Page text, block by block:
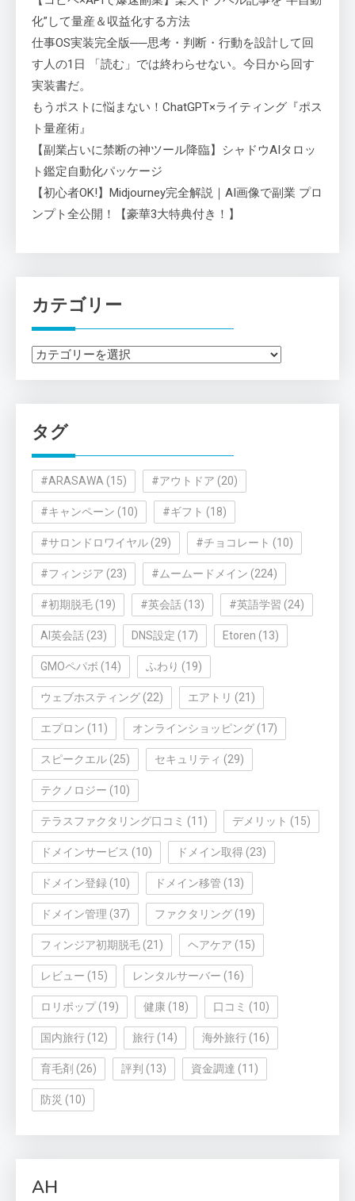
化”して量産＆収益化する方法
仕事OS実装完全版──思考・判断・行動を設計して回
す人の1日 「読む」では終わらせない。今日から回す
実装書だ。
もうポストに悩まない！ChatGPT×ライティング『ポス
ト量産術』
【副業占いに禁断の神ツール降臨】シャドウAIタロッ
ト鑑定自動化パッケージ
【初心者OK!】Midjourney完全解説｜AI画像で副業 プロ
ンプト全公開！【豪華3大特典付き！】
カテゴリー
カ
ー
タグ
#ARASAWA (15) #アウトドア (20)
#キャンペーン (10) #ギフト (18)
#サロンドロワイヤル (29) #チョコレート (10)
#フィンジア (23) #ムームードメイン (224)
#初期脱毛 (19) #英会話 (13) #英語学習 (24)
AI英会話 (23) DNS設定 (17) Etoren (13)
GMOペパボ (14) ふわり (19)
ウェブホスティング (22) エアトリ (21)
エプロン (11) オンラインショッピング (17)
スピークエル (25) セキュリティ (29)
テクノロジー (10)
テラスファクタリング口コミ (11) デメリット (15)
ドメインサービス (10) ドメイン取得 (23)
ドメイン登録 (10) ドメイン移管 (13)
ドメイン管理 (37) ファクタリング (19)
フィンジア初期脱毛 (21) ヘアケア (15)
レビュー (15) レンタルサーバー (16)
ロリポップ(19) 健康 (18) 口コミ (10)
国内旅行 (12) 旅行 (14) 海外旅行 (16)
育毛剤 (26) 評判 (13) 資金調達 (11)
防災 (10)
AH